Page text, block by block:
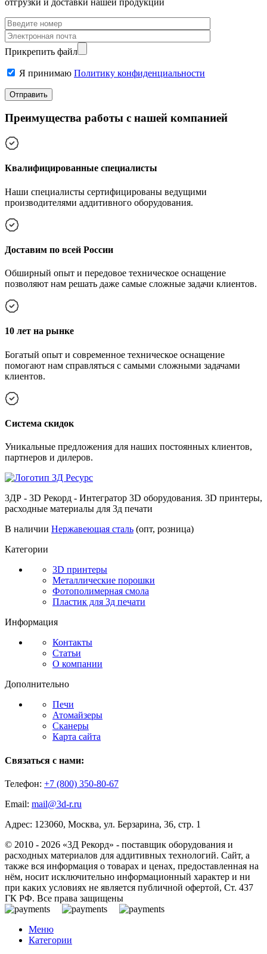
Прикрепить файл
Я принимаю Политику конфиденциальности
Преимущества работы с нашей компанией
Квалифицированные специалисты
Наши специалисты сертифицированы ведущими
производителями аддитивного оборудования.
Доставим по всей России
Обширный опыт и передовое техническое оснащение
позволяют нам решать даже самые сложные задачи клиентов.
10 лет на рынке
Богатый опыт и современное техническое оснащение
помогают нам справляться с самыми сложными задачами
клиентов.
Cистема скидок
Уникальные предложения для наших постоянных клиентов,
партнеров и дилеров.
3ДР - 3D Рекорд - Интегратор 3D оборудования. 3D принтеры,
расходные материалы для 3д печати
В наличии Нержавеющая сталь (опт, розница)
Категории
3D принтеры
Металлические порошки
Фотополимерная смола
Пластик для 3д печати
Информация
Контакты
Статьи
О компании
Дополнительно
Печи
Атомайзеры
Сканеры
Карта сайта
Связаться с нами:
Телефон: +7 (800) 350-80-67
Email: mail@3d-r.ru
Адрес: 123060, Москва, ул. Берзарина, 36, стр. 1
© 2010 - 2026 «3Д Рекорд» - поставщик оборудования и
расходных материалов для аддитивных технологий. Сайт, а
также вся информация о товарах и ценах, предоставленная на
нём, носит исключительно информационный характер и ни
при каких условиях не является публичной офертой, Ст. 437
ГК РФ. Все права защищены
Меню
Категории